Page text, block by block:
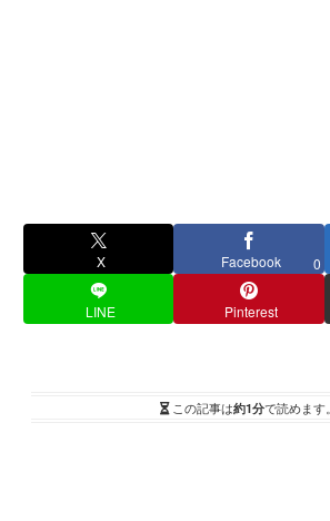
X Facebook 0
LINE Pinterest
この記事は約1分で読めます。